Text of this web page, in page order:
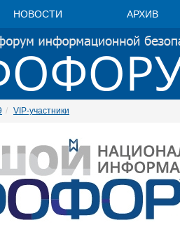
НОВОСТИ АРХИВ
VIP-участники